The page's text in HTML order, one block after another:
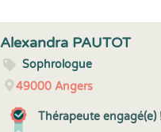
Alexandra PAUTOT
Sophrologue
49000 Angers
Thérapeute engagé(e)